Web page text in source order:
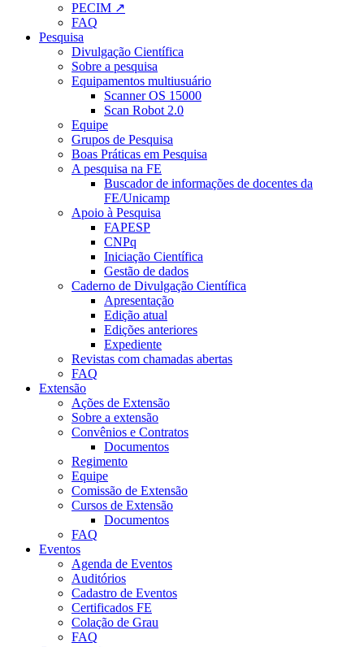
PECIM ↗
FAQ
Pesquisa
Divulgação Científica
Sobre a pesquisa
Equipamentos multiusuário
Scanner OS 15000
Scan Robot 2.0
Equipe
Grupos de Pesquisa
Boas Práticas em Pesquisa
A pesquisa na FE
Buscador de informações de docentes da
FE/Unicamp
Apoio à Pesquisa
FAPESP
CNPq
Iniciação Científica
Gestão de dados
Caderno de Divulgação Científica
Apresentação
Edição atual
Edições anteriores
Expediente
Revistas com chamadas abertas
FAQ
Extensão
Ações de Extensão
Sobre a extensão
Convênios e Contratos
Documentos
Regimento
Equipe
Comissão de Extensão
Cursos de Extensão
Documentos
FAQ
Eventos
Agenda de Eventos
Auditórios
Cadastro de Eventos
Certificados FE
Colação de Grau
FAQ